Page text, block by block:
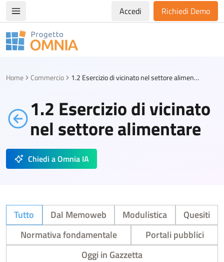
Apri/chiudi menù di navigazioneAccedi Richiedi Demo
Progetto Omnia
Home Commercio 1.2 Esercizio di vicinato nel settore alimentare
1.2 Esercizio di vicinato
nel settore alimentare
Chiedi a Omnia IA
Tutto Dal Memoweb Modulistica
Quesiti
Normativa fondamentale
Portali pubblici
Oggi in Gazzetta